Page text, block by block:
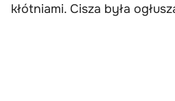
kłótniami. Cisza była